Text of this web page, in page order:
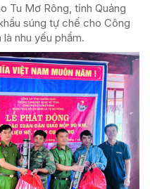
Tu Mơ Rông, tỉnh Quảng
súng tự chế cho Công
là nhu yếu phẩm.